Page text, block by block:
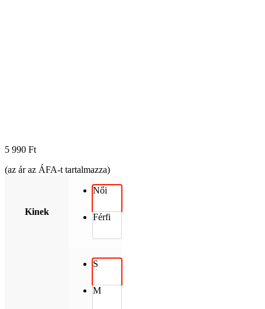
5 990 Ft
(az ár az ÁFA-t tartalmazza)
Kinek
Női
Férfi
S
M